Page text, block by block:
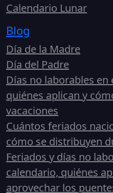
Calendario Lunar
Blog
Día de la Madre
Día del Padre
Días no laborables en
quiénes aplican y
vacaciones
Cuántos feriados
cómo se distribuyen
Feriados y días no
calendario, quiénes
aprovechar los